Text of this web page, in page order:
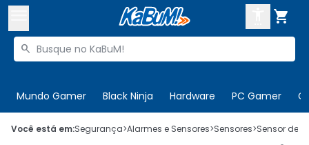

Buscar produtos

Mundo Gamer Black Ninja Hardware PC Gamer
 Olá. Acesse sua conta
Você está em:Segurança>Alarmes e Sensores>Sensores>Sensor de